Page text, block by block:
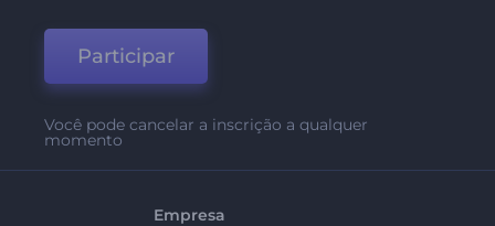
Participar
Você pode cancelar a inscrição a qualquer
momento
Empresa